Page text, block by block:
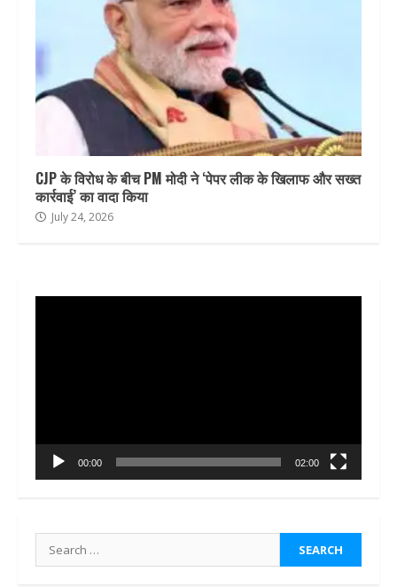
CJP के विरोध के बीच PM मोदी ने ‘पेपर लीक के खिलाफ और सख्त
कार्रवाई’ का वादा किया
July 24, 2026
00:00 02:00
Search
for: